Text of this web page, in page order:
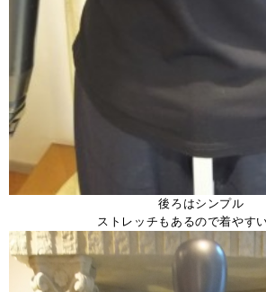
後ろはシンプル
ストレッチもあるので着やす